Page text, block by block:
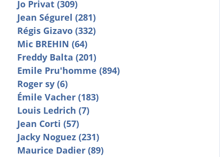
Jo Privat (309)
Jean Ségurel (281)
Régis Gizavo (332)
Mic BREHIN (64)
Freddy Balta (201)
Emile Pru'homme (894)
Roger sy (6)
Émile Vacher (183)
Louis Ledrich (7)
Jean Corti (57)
Jacky Noguez (231)
Maurice Dadier (89)